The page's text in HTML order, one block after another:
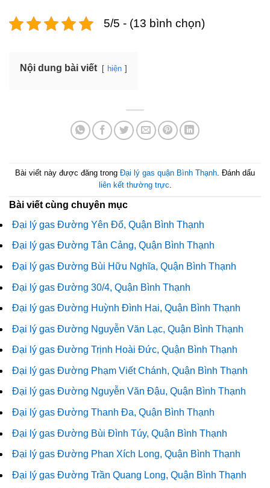
5/5 - (13 bình chọn)
Nội dung bài viết hiện
Bài viết này được đăng trong Đại lý gas quận Bình Thạnh. Đánh dấu
liên kết thường trực.
Bài viết cùng chuyên mục
Đại lý gas Đường Yên Ðổ, Quận Bình Thạnh
Đại lý gas Đường Tân Cảng, Quận Bình Thạnh
Đại lý gas Đường Bùi Hữu Nghĩa, Quận Bình Thạnh
Đại lý gas Đường 30/4, Quận Bình Thạnh
Đại lý gas Đường Huỳnh Đình Hai, Quận Bình Thạnh
Đại lý gas Đường Nguyễn Văn Lạc, Quận Bình Thạnh
Đại lý gas Đường Trịnh Hoài Đức, Quận Bình Thạnh
Đại lý gas Đường Phạm Viết Chánh, Quận Bình Thạnh
Đại lý gas Đường Nguyễn Văn Đậu, Quận Bình Thạnh
Đại lý gas Đường Thanh Đa, Quận Bình Thạnh
Đại lý gas Đường Bùi Đình Túy, Quận Bình Thạnh
Đại lý gas Đường Phan Xích Long, Quận Bình Thạnh
Đại lý gas Đường Trần Quang Long, Quận Bình Thạnh